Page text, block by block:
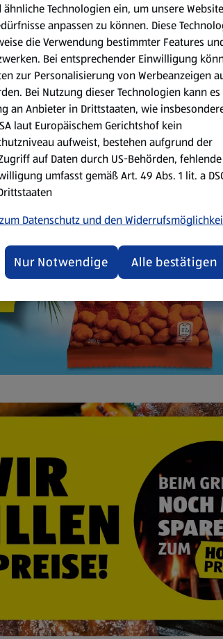
HOFER
Immer zum
Technologien ein, um unsere Website
anpassen zu können. Diese
die Verwendung bestimmter Features
Bei entsprechender Einwilligung
zur Personalisierung von Werbeanzeigen
Bei Nutzung dieser Technologien kann es
an Anbieter in Drittstaaten, wie
laut Europäischem Gerichtshof kein
aufweist, bestehen aufgrund der
auf Daten durch US-Behörden, fehlende
umfasst gemäß Art. 49 Abs. 1 lit. a
Datenschutz und den
Nur Notwendige Alle bestätigen